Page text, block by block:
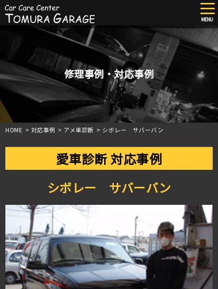
content
MENU
修理事例・対応事例
HOME > 対応事例 > アメ車診断 > シボレー サバーバン
愛車診断 対応事例
シボレー サバーバン